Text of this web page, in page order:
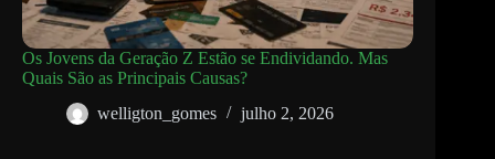
Os Jovens da Geração Z Estão se Endividando. Mas
Quais São as Principais Causas?
welligton_gomes
julho 2, 2026